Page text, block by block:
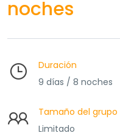
noches
Duración
9 días / 8 noches
Tamaño del grupo
Limitado